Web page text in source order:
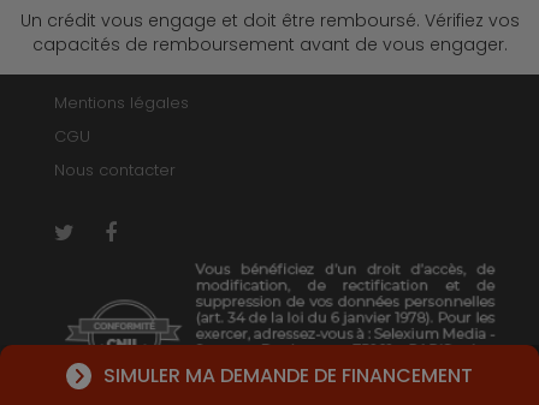
SIMULER MA DEMANDE DE FINANCEMENT
Un crédit vous engage et doit être remboursé. Vérifiez vos
capacités de remboursement avant de vous engager.
Mentions légales
CGU
Nous contacter